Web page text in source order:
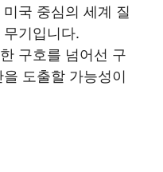
국 중심의 세계 질
기입니다.
구호를 넘어선 구
도출할 가능성이